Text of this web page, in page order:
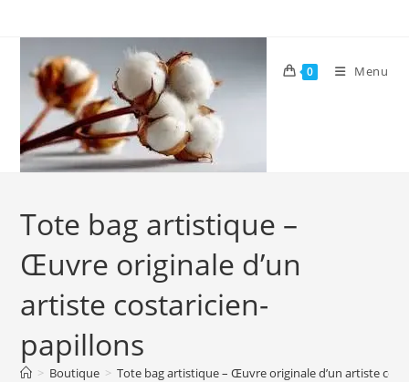
content
0 Menu
Tote bag artistique –
Œuvre originale d’un
artiste costaricien-
papillons
> Boutique > Tote bag artistique – Œuvre originale d’un artiste